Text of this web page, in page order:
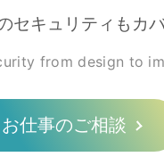
セキュリティもカ
from design to
お仕事のご相談